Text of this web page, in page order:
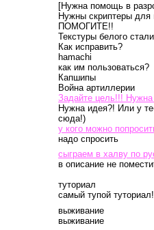
[Нужна помощь в
Нужны скриптеры
ПОМОГИТЕ!!
Текстуры белого
Как исправить?
hamachi
как им пользоваться?
Капшипы
Война артиллерии
Задайте цель!!!
Нужна идея?! Или у
сюда!)
у кого можно
надо спросить
сыграем в халву по
в описание не
туториал
самый тупой туториал!
выживание
выживание